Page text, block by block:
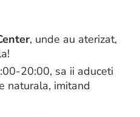
, unde au aterizat,
20:00, sa ii aduceti
naturala, imitand